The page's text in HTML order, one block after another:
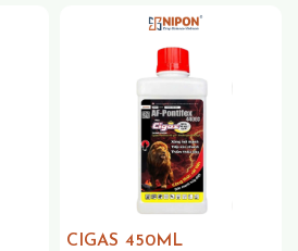
CIGAS 450ML